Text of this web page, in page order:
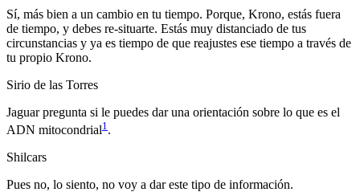
Sí, más bien a un cambio en tu tiempo. Porque, Krono, estás fuera
de tiempo, y debes re-situarte. Estás muy distanciado de tus
circunstancias y ya es tiempo de que reajustes ese tiempo a través de
tu propio Krono.
Sirio de las Torres
Jaguar pregunta si le puedes dar una orientación sobre lo que es el
ADN mitocondrial1 .
Shilcars
Pues no, lo siento, no voy a dar este tipo de información.